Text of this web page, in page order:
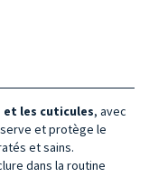
et les cuticules, avec
et protège le
et sains.
dans la routine